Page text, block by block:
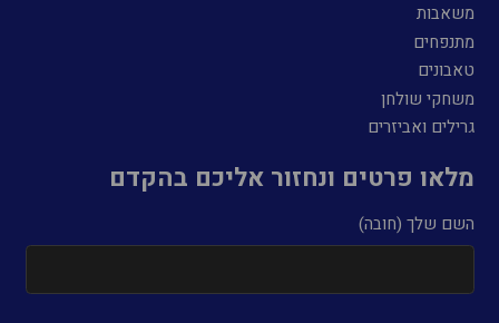
משאבות
מתנפחים
טאבונים
משחקי שולחן
גרילים ואביזרים
מלאו פרטים ונחזור אליכם בהקדם
השם שלך (חובה)